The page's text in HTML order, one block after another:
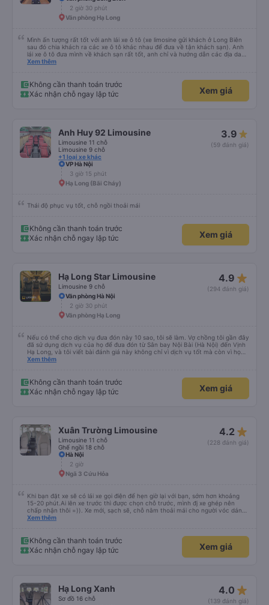
2 giờ 30 phút
Văn phòng Hạ Long
Mình ấn tượng rất tốt với anh lái xe ô tô (xe limosine gửi khách ở Long Biên
sau đó chia khách ra các xe ô tô khác nhau để đưa về tận khách sạn). Anh
lái xe ô tô đưa mình về khách sạn rất tốt, anh chỉ và hướng dẫn các địa danh
các món ăn nổi tiếng ở Hà Nội, mình để ý khi anh trả khách thì anh luôn
những quan điểm sống rất ấn tượng. Mình không xin tên của anh chỉ biết anh
ở Ninh Bình thôi. Rất mong lần sau được anh lái xe tiếp và anh có nhiều
chuyến xe hơn để nhiều người biết đến anh hơn.
Xem thêm
Không cần thanh toán trước
Xác nhận chỗ ngay lập tức
Xem giá
Anh Huy 92 Limousine
Limousine 11 chỗ
Limousine 9 chỗ
+1 loại xe khác
3.9
(59 đánh giá)
VP Hà Nội
3 giờ 15 phút
Hạ Long (Bãi Cháy)
Thái độ phục vụ tốt, chỗ ngồi thoải mái
Không cần thanh toán trước
Xác nhận chỗ ngay lập tức
Xem giá
Hạ Long Star Limousine
Limousine 9 chỗ
4.9 star_rate
(294 đánh giá)
Văn phòng Hà Nội
2 giờ 30 phút
Văn phòng Hạ Long
Nếu có thể cho dịch vụ đưa đón này 10 sao, tôi sẽ làm. Vợ chồng tôi gần đây
đã sử dụng dịch vụ của họ để đưa đón từ Sân bay Nội Bài (Hà Nội) đến Vịnh
Hạ Long, và tôi viết bài đánh giá này không chỉ vì dịch vụ tốt mà còn vì họ
thực sự là những anh hùng. Chuyến bay của chúng tôi bị hoãn nghiêm trọng,
sẽ lỡ chuyến xe đã đặt trước, có khả năng gây nguy hiểm cho toàn bộ
chuyến du ngoạn Vịnh Hạ Long của chúng tôi vào ngày hôm sau. Thật ngạc
nhiên, tài xế vẫn ở đó, kiên nhẫn chờ đợi chúng tôi. Anh ấy bình tĩnh giúp
tuyệt vời và sự thấu hiểu. Họ đã nỗ lực hết mình (theo đúng nghĩa đen!) để
đảm bảo kỳ nghỉ của chúng tôi không bị hủy hoại. Rất, rất đáng để giới thiệu!
Xem thêm
Không cần thanh toán trước
Xác nhận chỗ ngay lập tức
Xem giá
Xuân Trường Limousine
Limousine 11 chỗ
Ghế ngồi 18 chỗ
4.2 star_rate
(228 đánh giá)
Hà Nội
2 giờ
Ngã 3 Cứu Hỏa
Khi bạn đặt xe sẽ có lái xe gọi điện để hẹn giờ lại với bạn, sớm hơn khoảng
15-20 phút.Ai lên xe trước thì được chọn chỗ trước, mình đj xe ghép nên
chấp nhận thôi =)). Xe mới, sạch sẽ, chỗ nằm thoải mái cho người vóc dáng
vừa ( ai m8 người thì hơi vướng víu xíu ha ). Hừm xe mới, điều hoà lạnh sâu
trong chuyến đi tỉnh dậy sương sương khoảng 2-3 lần nhưng vẫn ngủ ngon
(may béo nên dễ ngủ tỉnh là ngủ típ ). Nhà xe nên mắc cái rèm hay màn
nhựa ngăn cách khách với lái xe, ổm cho 2 bên. Nói chung mình rất có thiện
Xem thêm
Không cần thanh toán trước
Xác nhận chỗ ngay lập tức
Xem giá
Hạ Long Xanh
Sơ đồ 16 chỗ
4.0 star_rate
(139 đánh giá)